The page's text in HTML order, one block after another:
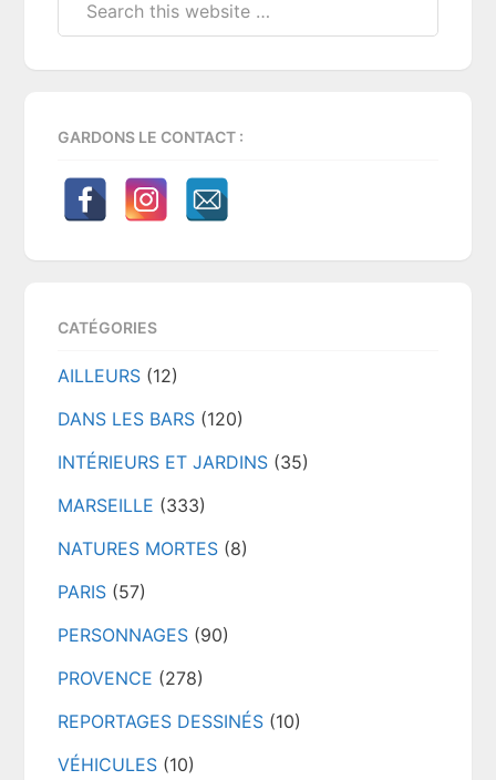
GARDONS LE CONTACT :
CATÉGORIES
AILLEURS (12)
DANS LES BARS (120)
INTÉRIEURS ET JARDINS (35)
MARSEILLE (333)
NATURES MORTES (8)
PARIS (57)
PERSONNAGES (90)
PROVENCE (278)
REPORTAGES DESSINÉS (10)
VÉHICULES (10)